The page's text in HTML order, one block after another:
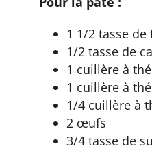
1 1/2 tasse de
1/2 tasse de
1 cuillère à
1 cuillère à
1/4 cuillère à
2 œufs
3/4 tasse de